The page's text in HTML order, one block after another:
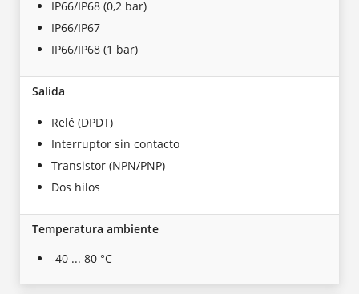
IP66/IP68 (0,2 bar)
IP66/IP67
IP66/IP68 (1 bar)
Salida
Relé (DPDT)
Interruptor sin contacto
Transistor (NPN/PNP)
Dos hilos
Temperatura ambiente
-40 ... 80 °C